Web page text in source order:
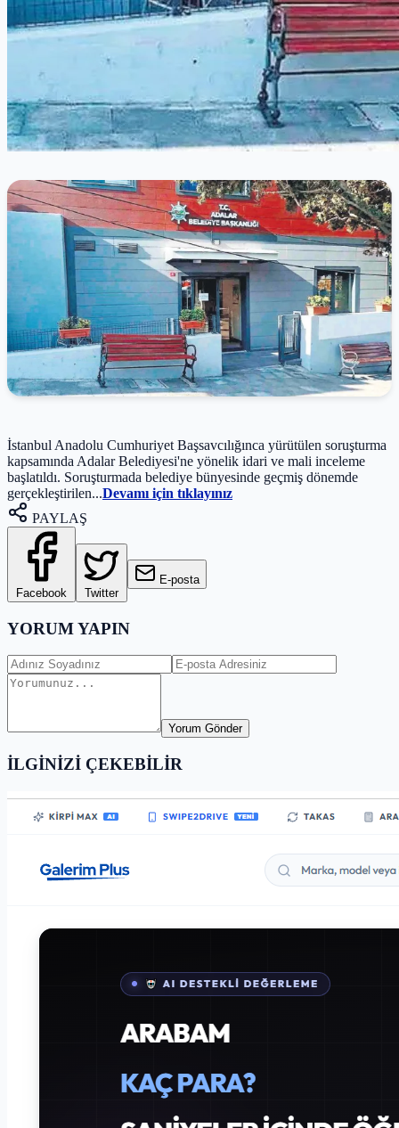
İstanbul Anadolu Cumhuriyet Başsavcılığınca yürütülen soruşturma
kapsamında Adalar Belediyesi'ne yönelik idari ve mali inceleme
başlatıldı. Soruşturmada belediye bünyesinde geçmiş dönemde
gerçekleştirilen...Devamı için tıklayınız
PAYLAŞ
Facebook Twitter
E-posta
YORUM YAPIN
Yorum Gönder
İLGİNİZİ ÇEKEBİLİR